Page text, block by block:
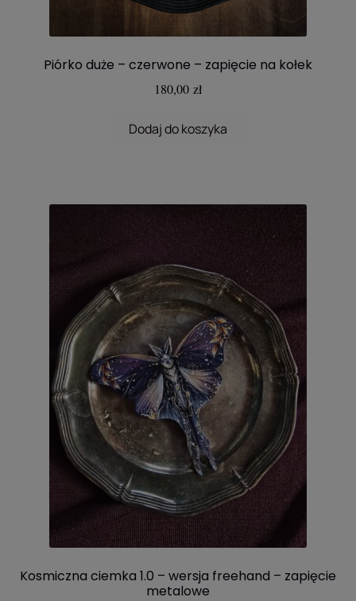
Piórko duże – czerwone – zapięcie na kołek
180,00 zł
Dodaj do koszyka
Kosmiczna ciemka 1.0 – wersja freehand – zapięcie
metalowe